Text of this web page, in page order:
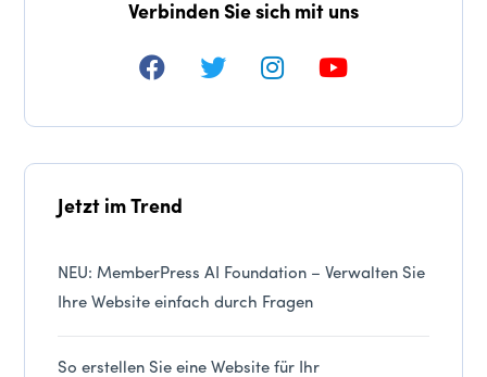
Verbinden Sie sich mit uns
Jetzt im Trend
NEU: MemberPress AI Foundation – Verwalten Sie
Ihre Website einfach durch Fragen
So erstellen Sie eine Website für Ihr